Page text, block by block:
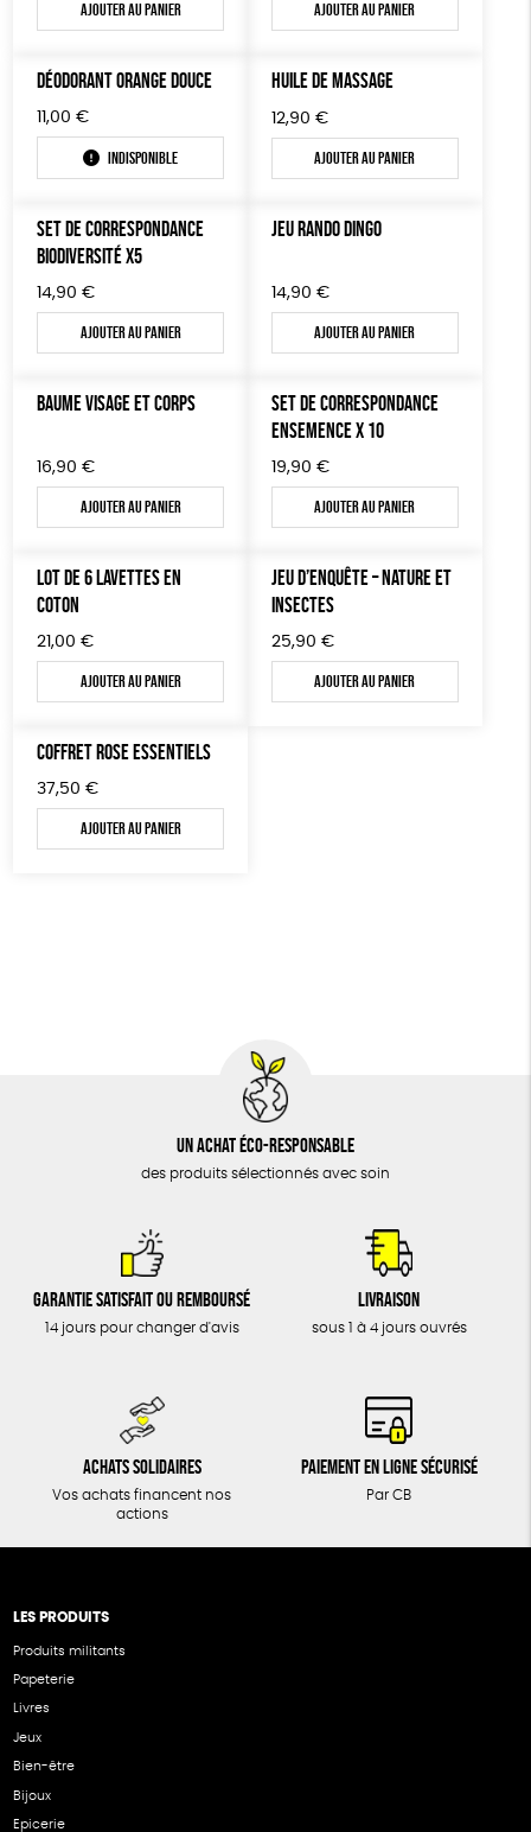
BIJOUX
DONS
TOUT
Ajouter au panier Ajouter au panier
DÉODORANT ORANGE DOUCE
11,00 €
Indisponible
HUILE DE MASSAGE
12,90 €
Ajouter au panier
SET DE CORRESPONDANCE
BIODIVERSITÉ X5
14,90 €
Ajouter au panier
JEU RANDO DINGO
14,90 €
Ajouter au panier
BAUME VISAGE ET CORPS
16,90 €
Ajouter au panier
SET DE CORRESPONDANCE
ENSEMENCE X 10
19,90 €
Ajouter au panier
LOT DE 6 LAVETTES EN
COTON
21,00 €
Ajouter au panier
JEU D’ENQUÊTE – NATURE ET
INSECTES
25,90 €
Ajouter au panier
COFFRET ROSE ESSENTIELS
37,50 €
Ajouter au panier
Un achat éco-responsable
des produits sélectionnés avec soin
Garantie satisfait ou remboursé
14 jours pour changer d'avis
Livraison
sous 1 à 4 jours ouvrés
Achats solidaires
Vos achats financent nos
actions
Paiement en ligne sécurisé
Par CB
LES PRODUITS
Produits militants
Papeterie
Livres
Jeux
Bien-être
Bijoux
Epicerie